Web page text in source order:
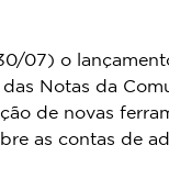
07) o
Notas da
de novas
as contas de